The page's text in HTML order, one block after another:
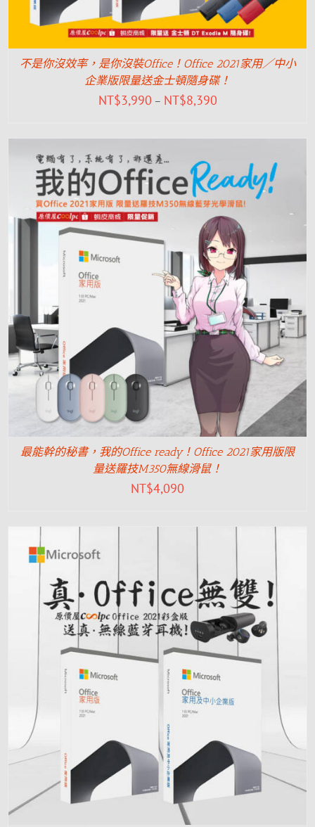
不是你沒效率，是你沒裝Office！Office 2021家用／中小
企業版限量送金士頓隨身碟！
NT$3,990 – NT$8,390
最能幹的秘書，我的Office ready！Office 2021家用版限
量送羅技M350無線滑鼠！
NT$4,090